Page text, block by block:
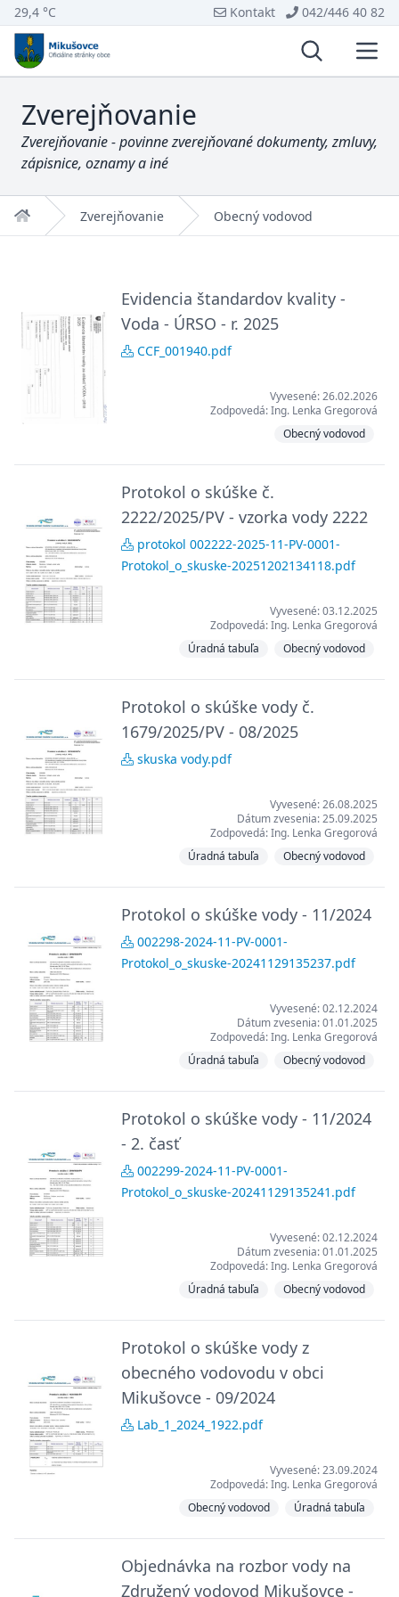
29,4 °C Kontakt 042/446 40 82
Vyhľadávanie
Zverejňovanie
Zverejňovanie - povinne zverejňované dokumenty, zmluvy,
zápisnice, oznamy a iné
Domov Zverejňovanie Obecný vodovod
Evidencia štandardov kvality -
Voda - ÚRSO - r. 2025
CCF_001940.pdf
Vyvesené: 26.02.2026
Zodpovedá: Ing. Lenka Gregorová
Obecný vodovod
Protokol o skúške č.
2222/2025/PV - vzorka vody 2222
protokol 002222-2025-11-PV-0001-
Protokol_o_skuske-20251202134118.pdf
Vyvesené: 03.12.2025
Zodpovedá: Ing. Lenka Gregorová
Úradná tabuľa
Obecný vodovod
Protokol o skúške vody č.
1679/2025/PV - 08/2025
skuska vody.pdf
Vyvesené: 26.08.2025
Dátum zvesenia: 25.09.2025
Zodpovedá: Ing. Lenka Gregorová
Úradná tabuľa
Obecný vodovod
Protokol o skúške vody - 11/2024
002298-2024-11-PV-0001-
Protokol_o_skuske-20241129135237.pdf
Vyvesené: 02.12.2024
Dátum zvesenia: 01.01.2025
Zodpovedá: Ing. Lenka Gregorová
Úradná tabuľa
Obecný vodovod
Protokol o skúške vody - 11/2024
- 2. časť
002299-2024-11-PV-0001-
Protokol_o_skuske-20241129135241.pdf
Vyvesené: 02.12.2024
Dátum zvesenia: 01.01.2025
Zodpovedá: Ing. Lenka Gregorová
Úradná tabuľa
Obecný vodovod
Protokol o skúške vody z
obecného vodovodu v obci
Mikušovce - 09/2024
Lab_1_2024_1922.pdf
Vyvesené: 23.09.2024
Zodpovedá: Ing. Lenka Gregorová
Obecný vodovod
Úradná tabuľa
Objednávka na rozbor vody na
Združený vodovod Mikušovce -